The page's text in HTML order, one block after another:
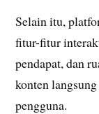
Selain itu,
fitur-fitur
pendapat, dan
konten
pengguna.